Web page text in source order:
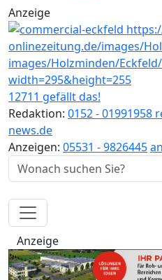
Anzeige
12711 gefällt das!
Redaktion: 0152 - 01991958
news.de
Anzeigen: 05531 - 9826445
Anzeige